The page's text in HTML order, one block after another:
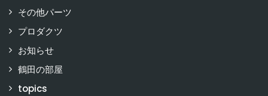
その他パーツ
プロダクツ
お知らせ
鶴田の部屋
topics